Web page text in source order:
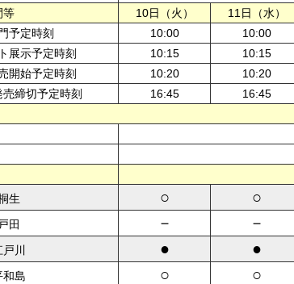
等
10日（火） 11日（水）
予定時刻
10:00 10:00
展示予定時刻
10:15 10:15
開始予定時刻
10:20 10:20
締切予定時刻
16:45 16:45
生
○ ○
戸田 － －
川 ● ●
和島 ○ ○